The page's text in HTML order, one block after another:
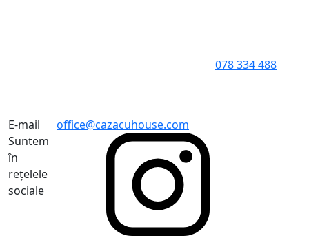
078 334 488
E-mail
office@cazacuhouse.com
Suntem
în
rețelele
sociale